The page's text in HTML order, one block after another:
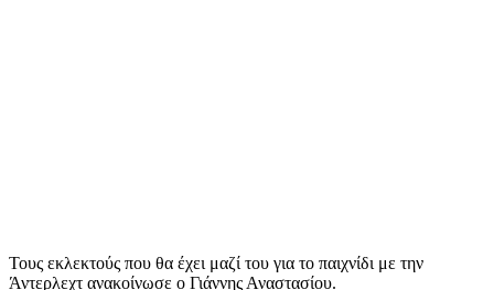
Τους εκλεκτούς που θα έχει μαζί του για το παιχνίδι με την
Άντερλεχτ ανακοίνωσε ο Γιάννης Αναστασίου.